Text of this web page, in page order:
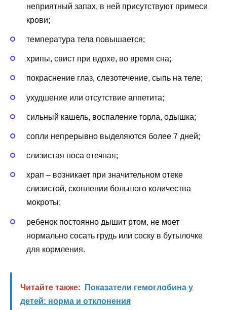
неприятный запах, в ней присутствуют примеси
крови;
температура тела повышается;
хрипы, свист при вдохе, во время сна;
покраснение глаз, слезотечение, сыпь на теле;
ухудшение или отсутствие аппетита;
сильный кашель, воспаление горла, одышка;
сопли непрерывно выделяются более 7 дней;
слизистая носа отечная;
храп – возникает при значительном отеке
слизистой, скоплении большого количества
мокроты;
ребенок постоянно дышит ртом, не моет
нормально сосать грудь или соску в бутылочке
для кормления.
Читайте также:
Показатели гемоглобина у
детей: норма и отклонения